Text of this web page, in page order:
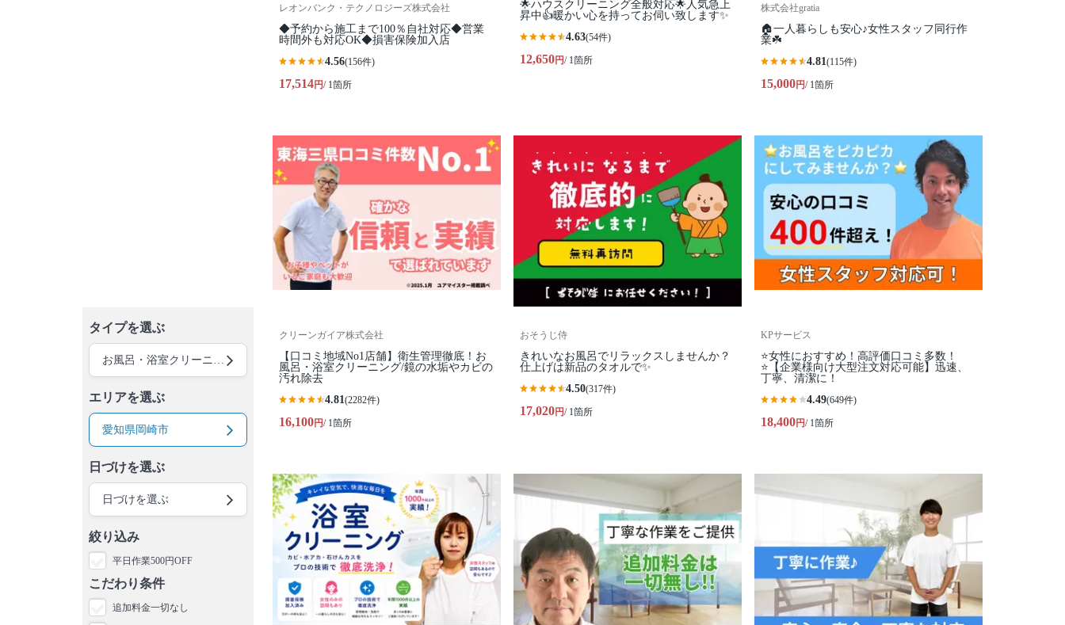
タイプを選ぶ
エリアを選ぶ
愛知県岡崎市
日づけを選ぶ
日づけを選ぶ
絞り込み
平日作業500円OFF
こだわり条件
追加料金一切なし
レオンバンク・テクノロジーズ株式会社
◆予約から施工まで100％自社対応◆営業
時間外も対応OK◆損害保険加入店
4.56(156件)
17,514円/ 1箇所
🌟ハウスクリーニング全般対応🌟人気急上
昇中👍暖かい心を持ってお伺い致します✨
4.63(54件)
12,650円/ 1箇所
株式会社gratia
🏠一人暮らしも安心♪女性スタッフ同行作
業☘️
4.81(115件)
15,000円/ 1箇所
クリーンガイア株式会社
【口コミ地域No1店舗】衛生管理徹底！お
風呂・浴室クリーニング/鏡の水垢やカビの
汚れ除去
4.81(2282件)
16,100円/ 1箇所
おそうじ侍
きれいなお風呂でリラックスしませんか？
仕上げは新品のタオルで✨
4.50(317件)
17,020円/ 1箇所
KPサービス
⭐️女性におすすめ！高評価口コミ多数！
⭐️【企業様向け大型注文対応可能】迅速、
丁寧、清潔に！
4.49(649件)
18,400円/ 1箇所